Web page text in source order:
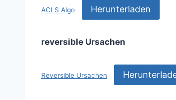
ACLS Algo Herunterladen
reversible Ursachen
Reversible Ursachen